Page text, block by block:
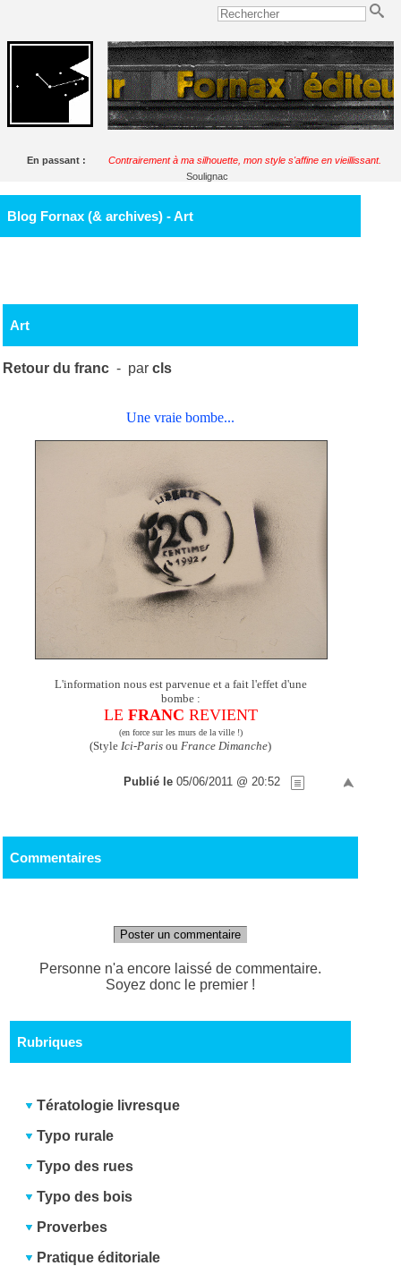
En passant :
Contrairement à ma silhouette, mon style s'affine en vieillissant.
Soulignac
Blog Fornax (& archives) - Art
Art
Retour du franc - parcls
Une vraie bombe...
L'information nous est parvenue et a fait l'effet d'une
bombe :
LE FRANC REVIENT
(en force sur les murs de la ville !)
(StyleIci-Paris ouFrance Dimanche)
Publié le 05/06/2011 @ 20:52
Commentaires
Poster un commentaire
Personne n'a encore laissé de commentaire.
Soyez donc le premier !
Rubriques
Tératologie livresque
Typo rurale
Typo des rues
Typo des bois
Proverbes
Pratique éditoriale